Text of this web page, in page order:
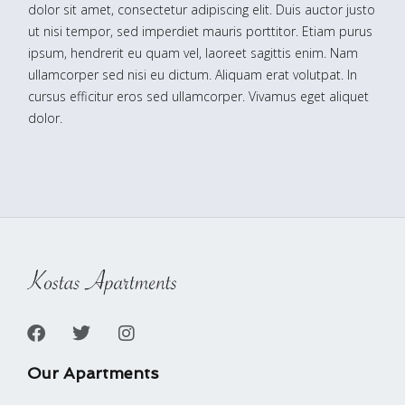
dolor sit amet, consectetur adipiscing elit. Duis auctor justo
ut nisi tempor, sed imperdiet mauris porttitor. Etiam purus
ipsum, hendrerit eu quam vel, laoreet sagittis enim. Nam
ullamcorper sed nisi eu dictum. Aliquam erat volutpat. In
cursus efficitur eros sed ullamcorper. Vivamus eget aliquet
dolor.
Our Apartments